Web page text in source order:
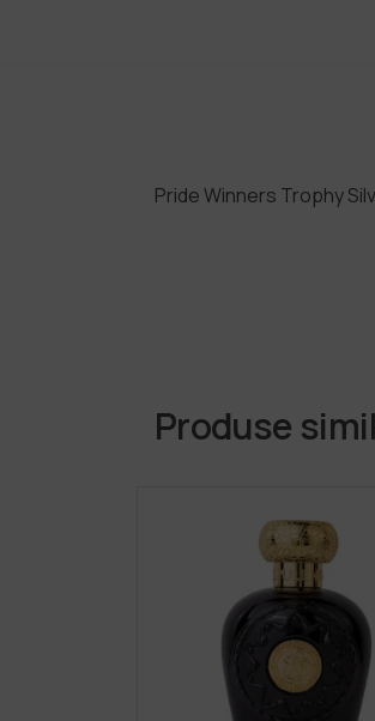
Pride Winners Trophy
Produse